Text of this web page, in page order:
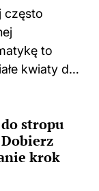
często
to
kwiaty do
stropu
krok